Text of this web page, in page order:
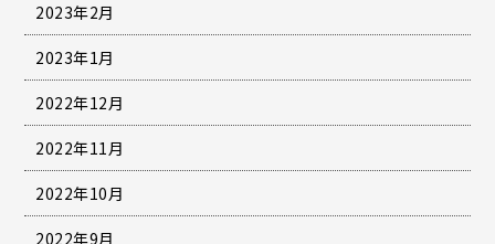
2023年2月
2023年1月
2022年12月
2022年11月
2022年10月
2022年9月